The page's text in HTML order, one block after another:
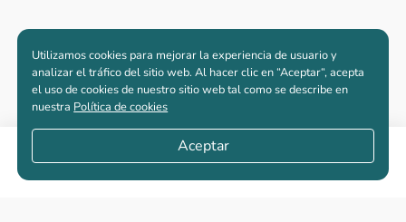
Compartir
Apartamentos nuevos
Utilizamos cookies para mejorar la experiencia de usuario y
analizar el tráfico del sitio web. Al hacer clic en “Aceptar“, acepta
el uso de cookies de nuestro sitio web tal como se describe en
nuestra Política de cookies
Aceptar